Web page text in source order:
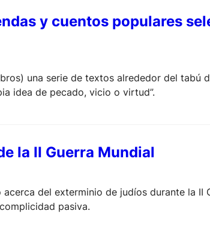
y cuentos populares
una serie de textos alrededor del tabú
idea de pecado, vicio o virtud”.
la II Guerra Mundial
del exterminio de judíos durante la II
pasiva.